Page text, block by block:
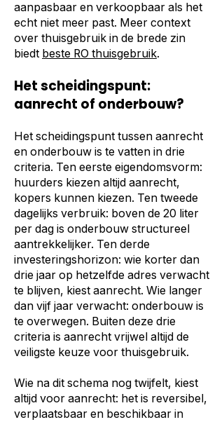
aanpasbaar en verkoopbaar als het
echt niet meer past. Meer context
over thuisgebruik in de brede zin
biedt beste RO thuisgebruik.
Het scheidingspunt:
aanrecht of onderbouw?
Het scheidingspunt tussen aanrecht
en onderbouw is te vatten in drie
criteria. Ten eerste eigendomsvorm:
huurders kiezen altijd aanrecht,
kopers kunnen kiezen. Ten tweede
dagelijks verbruik: boven de 20 liter
per dag is onderbouw structureel
aantrekkelijker. Ten derde
investeringshorizon: wie korter dan
drie jaar op hetzelfde adres verwacht
te blijven, kiest aanrecht. Wie langer
dan vijf jaar verwacht: onderbouw is
te overwegen. Buiten deze drie
criteria is aanrecht vrijwel altijd de
veiligste keuze voor thuisgebruik.
Wie na dit schema nog twijfelt, kiest
altijd voor aanrecht: het is reversibel,
verplaatsbaar en beschikbaar in